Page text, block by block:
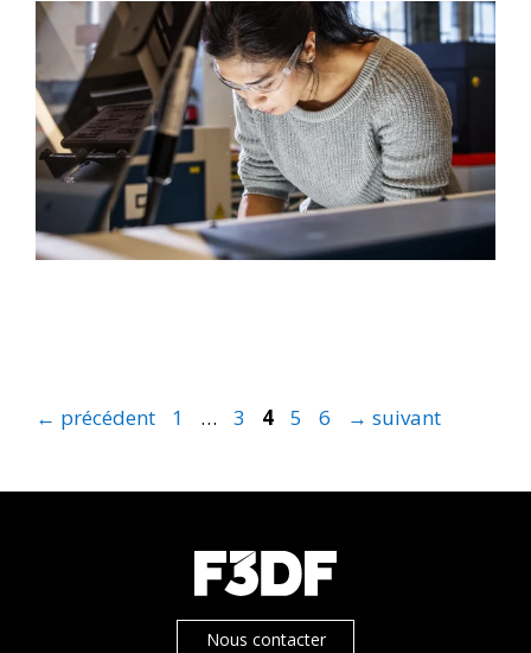
← précédent 1 … 3 4 5 6 → suivant
Nous contacter